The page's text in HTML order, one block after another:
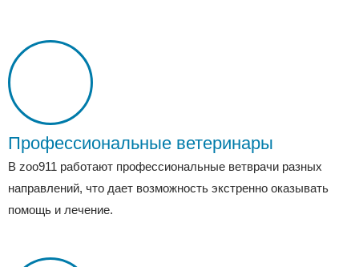
Профессиональные ветеринары
В zoo911 работают профессиональные ветврачи разных
направлений, что дает возможность экстренно оказывать
помощь и лечение.